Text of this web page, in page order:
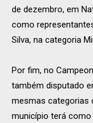
de dezembro, em
como
Silva, na categoria
Por fim, no
também disputado
mesmas categorias
município terá